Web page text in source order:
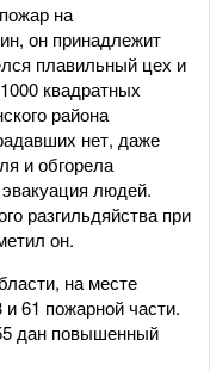
на
он принадлежит
плавильный цех и
квадратных
района
нет, даже
и обгорела
людей.
разгильдяйства при
он.
на месте
61 пожарной части.
дан повышенный